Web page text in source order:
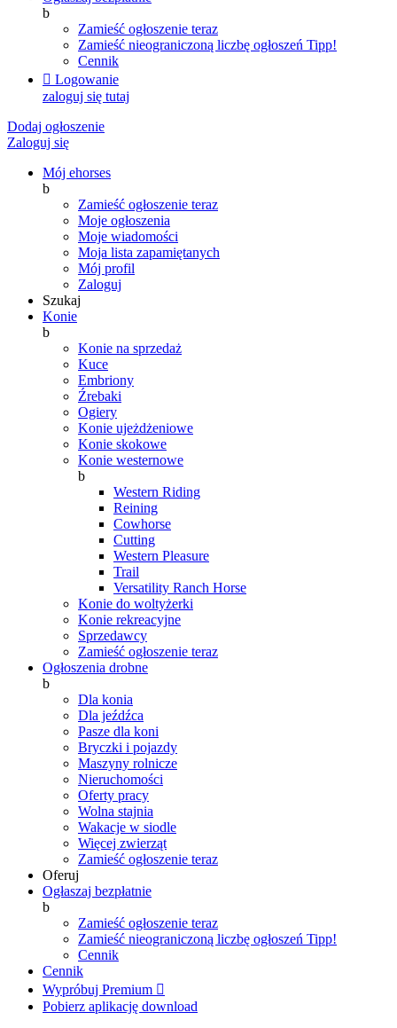
b
Zamieść ogłoszenie teraz
Zamieść nieograniczoną liczbę ogłoszeń Tipp!
Cennik
 Logowanie
zaloguj się tutaj
Dodaj ogłoszenie
Zaloguj się
Mój ehorses
b
Zamieść ogłoszenie teraz
Moje ogłoszenia
Moje wiadomości
Moja lista zapamiętanych
Mój profil
Zaloguj
Szukaj
Konie
b
Konie na sprzedaż
Kuce
Embriony
Źrebaki
Ogiery
Konie ujeżdżeniowe
Konie skokowe
Konie westernowe
b
Western Riding
Reining
Cowhorse
Cutting
Western Pleasure
Trail
Versatility Ranch Horse
Konie do woltyżerki
Konie rekreacyjne
Sprzedawcy
Zamieść ogłoszenie teraz
Ogłoszenia drobne
b
Dla konia
Dla jeźdźca
Pasze dla koni
Bryczki i pojazdy
Maszyny rolnicze
Nieruchomości
Oferty pracy
Wolna stajnia
Wakacje w siodle
Więcej zwierząt
Zamieść ogłoszenie teraz
Oferuj
Ogłaszaj bezpłatnie
b
Zamieść ogłoszenie teraz
Zamieść nieograniczoną liczbę ogłoszeń Tipp!
Cennik
Cennik
Wypróbuj Premium 
Pobierz aplikację download